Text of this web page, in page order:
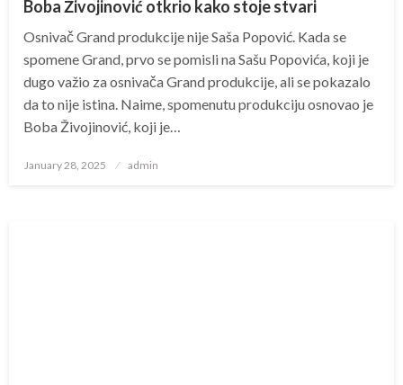
Boba Živojinović otkrio kako stoje stvari
Osnivač Grand produkcije nije Saša Popović. Kada se
spomene Grand, prvo se pomisli na Sašu Popovića, koji je
dugo važio za osnivača Grand produkcije, ali se pokazalo
da to nije istina. Naime, spomenutu produkciju osnovao je
Boba Živojinović, koji je…
Posted
January 28, 2025 admin